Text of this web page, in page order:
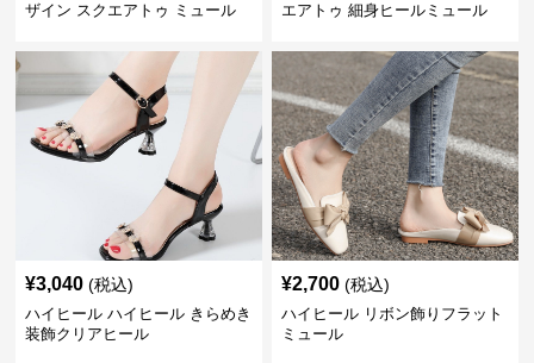
ザイン スクエアトゥ ミュール
エアトゥ 細身ヒールミュール
¥3,040 (税込)
ハイヒール ハイヒール きらめき
装飾クリアヒール
¥2,700 (税込)
ハイヒール リボン飾りフラット
ミュール